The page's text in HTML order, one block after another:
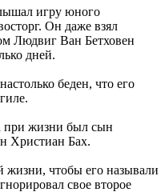
игру юного
Он даже взял
Людвиг Ван Бетховен
дней.
беден, что его
при жизни был сын
Христиан Бах.
чтобы его называли
свое второе